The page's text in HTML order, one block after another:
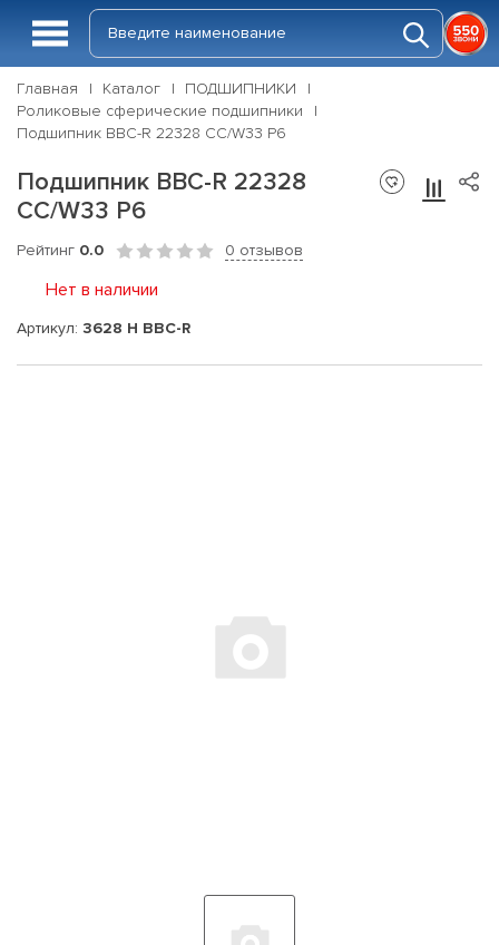
Главная Каталог
ПОДШИПНИКИ
Роликовые сферические подшипники
Подшипник BBC-R 22328 CC/W33 P6
Подшипник BBC-R 22328
CC/W33 P6
Рейтинг 0.0 0 отзывов
Нет в наличии
Артикул: 3628 H BBC-R